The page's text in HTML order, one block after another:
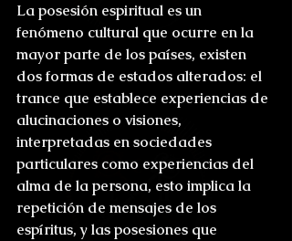
La posesión espiritual es un
fenómeno cultural que ocurre en la
mayor parte de los países, existen
dos formas de estados alterados: el
trance que establece experiencias de
alucinaciones o visiones,
interpretadas en sociedades
particulares como experiencias del
alma de la persona, esto implica la
repetición de mensajes de los
espíritus, y las posesiones que